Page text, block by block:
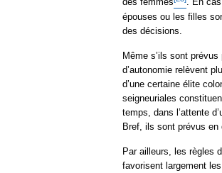
des femmes
. En cas
épouses ou les filles
des décisions.
Même s’ils sont
d’autonomie relèvent
d’une certaine élite
seigneuriales
temps, dans l’attente
Bref, ils sont prévus en
Par ailleurs, les règles
favorisent largement